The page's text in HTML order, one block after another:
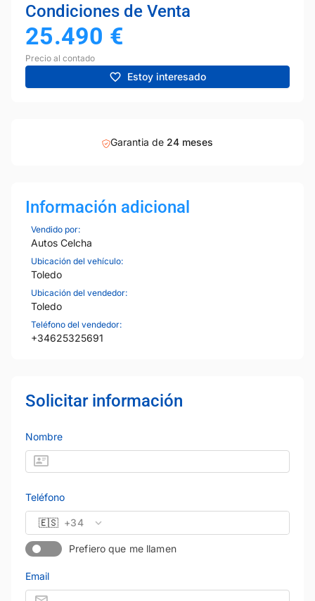
Condiciones de Venta
25.490 €
Precio al contado
Estoy interesado
Garantia de 24 meses
Información adicional
Vendido por:
Autos Celcha
Ubicación del vehículo:
Toledo
Ubicación del vendedor:
Toledo
Teléfono del vendedor:
+34625325691
Solicitar información
Nombre
Teléfono
🇪🇸 +34
Prefiero que me llamen
Email